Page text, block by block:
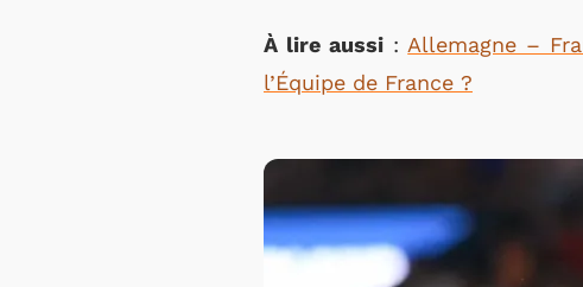
À lire aussi : Allemagne –
l’Équipe de France ?